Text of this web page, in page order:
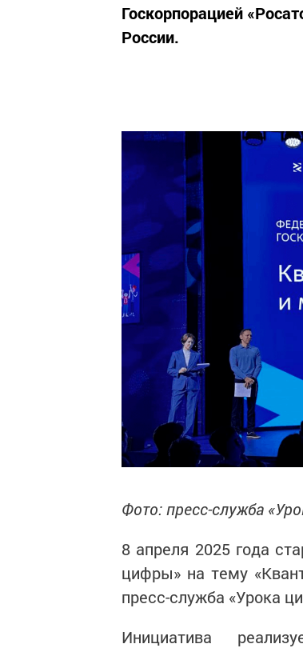
Госкорпорацией
России.
Фото: пресс-служба
8 апреля 2025 года
цифры» на тему
пресс-служба «Урока
Инициатива